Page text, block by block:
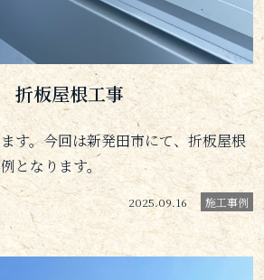
折板屋根工事
す。今回は新発田市にて、折板屋根
となります。
2025.09.16 施工事例